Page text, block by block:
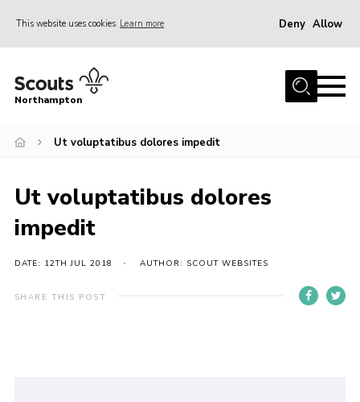
This website uses cookies Learn more Deny Allow
Home
Be a Scout
Events
Campsites & Facilities
Members
Programme & Activities
Northampton
Ut voluptatibus dolores impedit
Ut voluptatibus dolores
impedit
DATE: 12TH JUL 2018 AUTHOR: SCOUT WEBSITES
SHARE THIS POST